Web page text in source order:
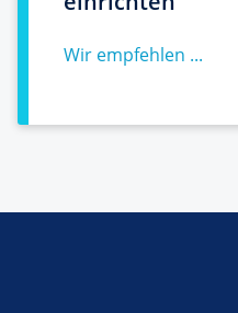
Wir empfehlen ...